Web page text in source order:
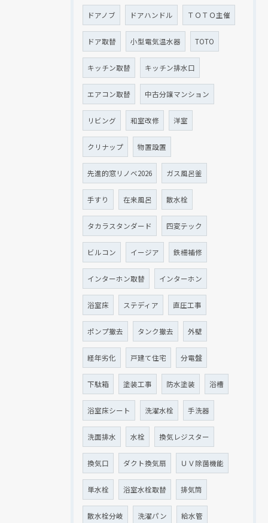
ドアノブ ドアハンドル ＴＯＴＯ主催
ドア取替 小型電気温水器 TOTO
キッチン取替 キッチン排水口
エアコン取替 中古分譲マンション
リビング 和室改修 洋室
クリナップ 物置設置
先進的窓リノベ2026 ガス風呂釜
手すり 在来風呂 散水栓
タカラスタンダード 四変テック
ビルコン イージア 鉄柵補修
インターホン取替 インターホン
浴室床 ステディア 直圧工事
ポンプ撤去 タンク撤去 外壁
経年劣化 戸建て住宅 分電盤
下駄箱 塗装工事 防水塗装 浴槽
浴室床シート 洗濯水栓 手洗器
洗面排水 水栓 換気レジスター
換気口 ダクト換気扇 ＵＶ除菌機能
単水栓 浴室水栓取替 排気筒
散水栓分岐 洗濯パン 給水管